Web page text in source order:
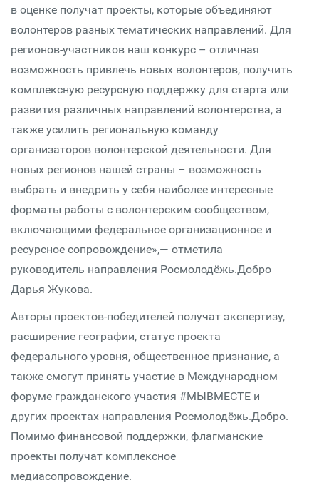
в оценке получат проекты, которые объединяют
волонтеров разных тематических направлений. Для
регионов-участников наш конкурс – отличная
возможность привлечь новых волонтеров, получить
комплексную ресурсную поддержку для старта или
развития различных направлений волонтерства, а
также усилить региональную команду
организаторов волонтерской деятельности. Для
новых регионов нашей страны – возможность
выбрать и внедрить у себя наиболее интересные
форматы работы с волонтерским сообществом,
включающими федеральное организационное и
ресурсное сопровождение»,— отметила
руководитель направления Росмолодёжь.Добро
Дарья Жукова.
Авторы проектов-победителей получат экспертизу,
расширение географии, статус проекта
федерального уровня, общественное признание, а
также смогут принять участие в Международном
форуме гражданского участия #МЫВМЕСТЕ и
других проектах направления Росмолодёжь.Добро.
Помимо финансовой поддержки, флагманские
проекты получат комплексное
медиасопровождение.